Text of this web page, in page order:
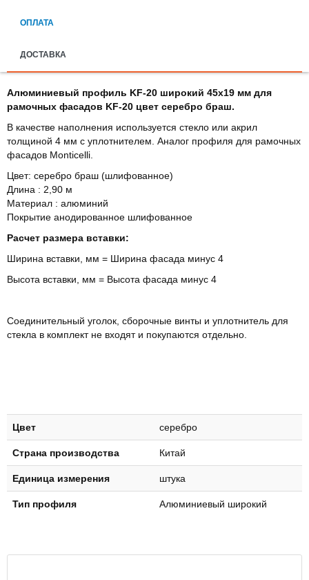
ОПЛАТА
ДОСТАВКА
Алюминиевый профиль KF-20 широкий 45х19 мм для
рамочных фасадов KF-20 цвет серебро браш.
В качестве наполнения используется стекло или акрил
толщиной 4 мм с уплотнителем. Аналог профиля для рамочных
фасадов Monticelli.
Цвет: серебро браш (шлифованное)
Длина : 2,90 м
Материал : алюминий
Покрытие анодированное шлифованное
Расчет размера вставки:
Ширина вставки, мм = Ширина фасада минус 4
Высота вставки, мм = Высота фасада минус 4
Соединительный уголок, сборочные винты и уплотнитель для
стекла в комплект не входят и покупаются отдельно.
Цвет серебро
Страна производства Китай
Единица измерения штука
Тип профиля Алюминиевый широкий